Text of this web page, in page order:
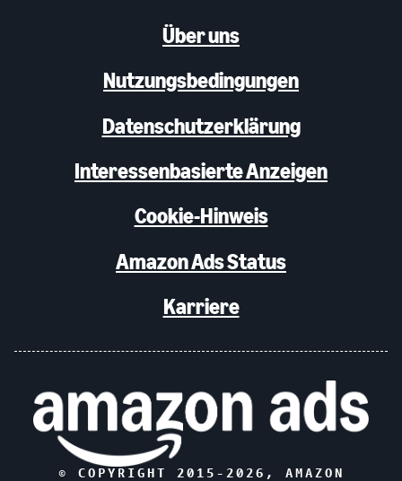
Über uns
Nutzungsbedingungen
Datenschutzerklärung
Interessenbasierte Anzeigen
Cookie-Hinweis
Amazon Ads Status
Karriere
© COPYRIGHT 2015- 2026 , AMAZON